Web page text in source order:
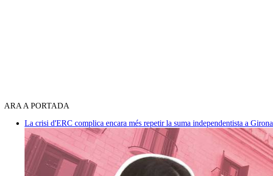
ARA A PORTADA
La crisi d'ERC complica encara més repetir la suma independentista a Girona